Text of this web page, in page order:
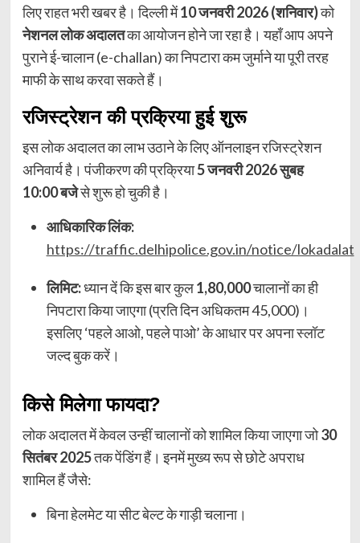
लिए राहत भरी खबर है। दिल्ली में10 जनवरी 2026 (शनिवार)को
नेशनल लोक अदालतका आयोजन होने जा रहा है। यहाँ आप अपने
पुराने ई-चालान (e-challan) का निपटारा कम जुर्माने या पूरी तरह
माफी के साथ करवा सकते हैं।
रजिस्ट्रेशन की प्रक्रिया हुई शुरू
इस लोक अदालत का लाभ उठाने के लिए ऑनलाइन रजिस्ट्रेशन
अनिवार्य है। पंजीकरण की प्रक्रिया5 जनवरी 2026 सुबह
10:00 बजेसे शुरू हो चुकी है।
आधिकारिक लिंक:
https://traffic.delhipolice.gov.in/notice/lokadalat
लिमिट:ध्यान दें कि इस बार कुल1,80,000चालानों का ही
निपटारा किया जाएगा (प्रति दिन अधिकतम 45,000)।
इसलिए ‘पहले आओ, पहले पाओ’ के आधार पर अपना स्लॉट
जल्द बुक करें।
किसे मिलेगा फायदा?
लोक अदालत में केवल उन्हीं चालानों को शामिल किया जाएगा जो30
सितंबर 2025तक पेंडिंग हैं। इनमें मुख्य रूप से छोटे अपराध
शामिल हैं जैसे:
बिना हेलमेट या सीट बेल्ट के गाड़ी चलाना।